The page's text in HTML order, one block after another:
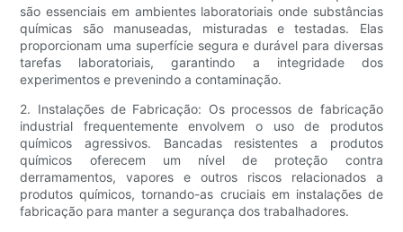
são essenciais em ambientes laboratoriais onde substâncias
químicas são manuseadas, misturadas e testadas. Elas
proporcionam uma superfície segura e durável para diversas
tarefas laboratoriais, garantindo a integridade dos
experimentos e prevenindo a contaminação.
2. Instalações de Fabricação: Os processos de fabricação
industrial frequentemente envolvem o uso de produtos
químicos agressivos. Bancadas resistentes a produtos
químicos oferecem um nível de proteção contra
derramamentos, vapores e outros riscos relacionados a
produtos químicos, tornando-as cruciais em instalações de
fabricação para manter a segurança dos trabalhadores.